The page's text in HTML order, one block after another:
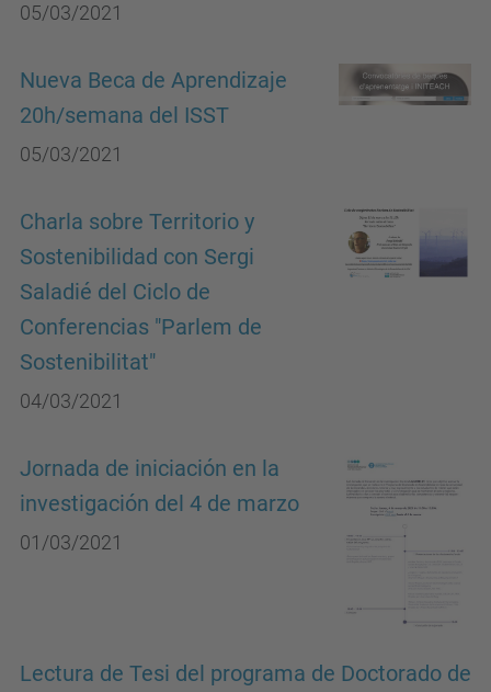
05/03/2021
Nueva Beca de Aprendizaje
20h/semana del ISST
05/03/2021
Charla sobre Territorio y
Sostenibilidad con Sergi
Saladié del Ciclo de
Conferencias "Parlem de
Sostenibilitat"
04/03/2021
Jornada de iniciación en la
investigación del 4 de marzo
01/03/2021
Lectura de Tesi del programa de Doctorado de